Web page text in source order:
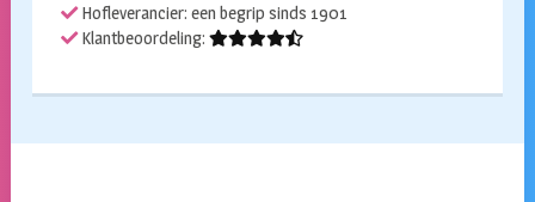
Hofleverancier: een begrip sinds 1901
Klantbeoordeling: